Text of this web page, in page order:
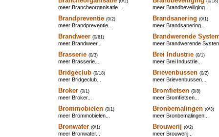
(0/2)
meer Brancheorganisatie...
(0/18)
meer Brandbeveiliging...
Brandpreventie (0/2)
meer Brandpreventie...
Brandsanering (0/1)
meer Brandsanering...
Brandweer (0/61)
meer Brandweer...
Brandwerende
meer Brandwerende
Brasserie (0/3)
meer Brasserie...
Brei Industrie (0/1)
meer Brei Industrie...
Bridgeclub (0/18)
meer Bridgeclub...
Brievenbussen (0/2)
meer Brievenbussen...
Broker (0/1)
meer Broker...
Bromfietsen (0/8)
meer Bromfietsen...
Brommobielen (0/1)
meer Brommobielen...
Bronbemalingen (0/3)
meer Bronbemalingen...
Bronwater (0/1)
meer Bronwater...
Brouwerij (0/2)
meer Brouwerij...